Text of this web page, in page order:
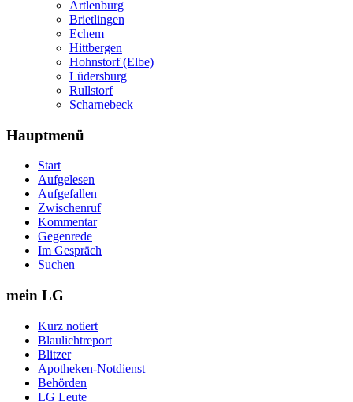
Artlenburg
Brietlingen
Echem
Hittbergen
Hohnstorf (Elbe)
Lüdersburg
Rullstorf
Scharnebeck
Hauptmenü
Start
Aufgelesen
Aufgefallen
Zwischenruf
Kommentar
Gegenrede
Im Gespräch
Suchen
mein LG
Kurz notiert
Blaulichtreport
Blitzer
Apotheken-Notdienst
Behörden
LG Leute